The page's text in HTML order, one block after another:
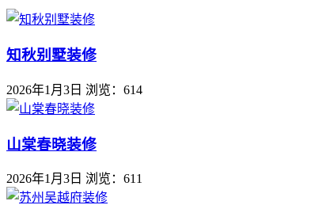
知秋别墅装修
2026年1月3日 浏览：614
山棠春晓装修
2026年1月3日 浏览：611